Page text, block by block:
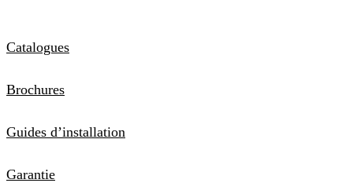
Catalogues
Brochures
Guides d’installation
Garantie